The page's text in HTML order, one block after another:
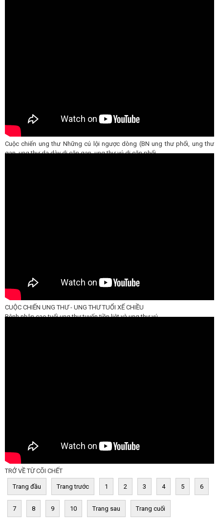
Cuộc chiến ung thư Những cú lội ngược dòng (BN ung thư phổi, ung thư
gan, ung thư dạ dày di căn gan, ung thư vú di căn phổi
CUỘC CHIẾN UNG THƯ - UNG THƯ TUỔI XẾ CHIỀU
Bệnh nhân cao tuổi ung thư tuyến tiền liệt và ung thư vú
TRỞ VỀ TỪ CÕI CHẾT
Trang đầu Trang trước 1 2 3 4 5 6
7 8 9 10 Trang sau Trang cuối